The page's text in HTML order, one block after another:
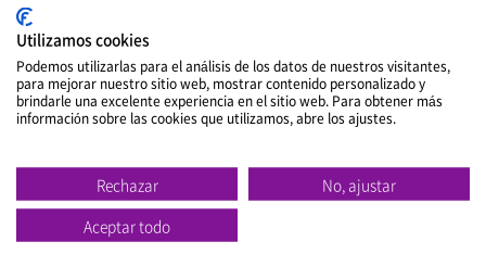
rubros, tales como el diseño de productos, diseño de
comunicación y diseño de conceptos para escoger a
sus respectivos ganadores.
de 1800 empresas de 58 países, presentando más de
4.515 productos.
Utilizamos cookies
Podemos utilizarlas para el análisis de los datos de nuestros visitantes,
para mejorar nuestro sitio web, mostrar contenido personalizado y
brindarle una excelente experiencia en el sitio web. Para obtener más
información sobre las cookies que utilizamos, abre los ajustes.
Rechazar
No, ajustar
Aceptar todo